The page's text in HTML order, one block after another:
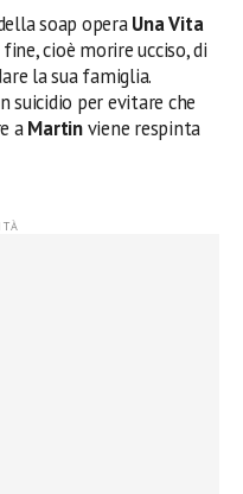
soap operaUna Vita
cioè morire ucciso, di
la sua famiglia.
suicidio per evitare che
aMartinviene respinta